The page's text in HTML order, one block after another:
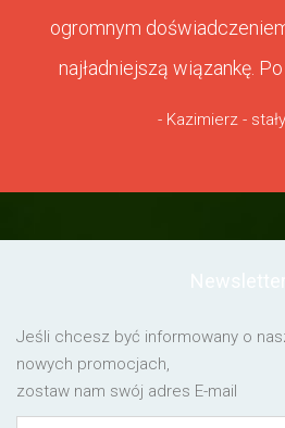
ogromnym
najładniejszą wiązankę.
- Kazimierz -
Jeśli chcesz być informowany o
nowych promocjach,
zostaw nam swój adres E-mail